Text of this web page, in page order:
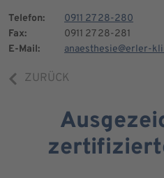
Telefon:
0911 27 28-280
Fax:
0911 27 28-281
E-Mail:
anaesthesie@erler-
ZURÜCK